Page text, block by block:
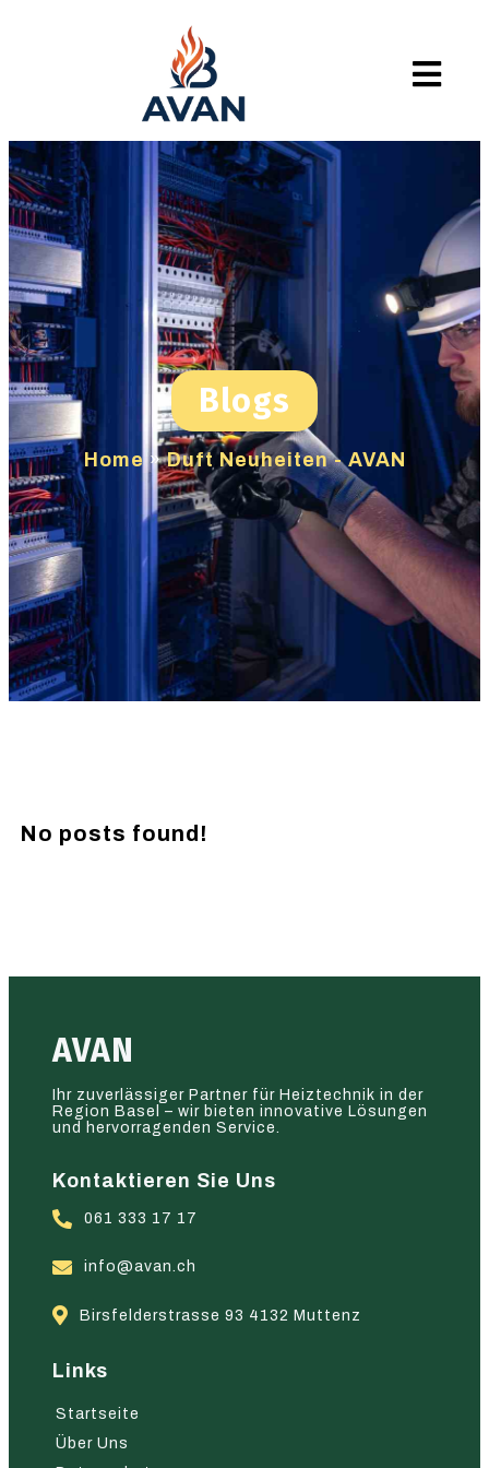
Blogs
Home »Duft Neuheiten - AVAN
No posts found!
AVAN
Ihr zuverlässiger Partner für Heiztechnik in der
Region Basel – wir bieten innovative Lösungen
und hervorragenden Service.
Kontaktieren Sie Uns
061 333 17 17
info@avan.ch
Birsfelderstrasse 93 4132 Muttenz
Links
Startseite
Über Uns